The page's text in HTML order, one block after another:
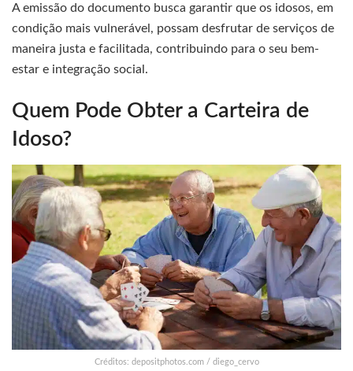
A emissão do documento busca garantir que os idosos, em
condição mais vulnerável, possam desfrutar de serviços de
maneira justa e facilitada, contribuindo para o seu bem-
estar e integração social.
Quem Pode Obter a Carteira de
Idoso?
Créditos: depositphotos.com / diego_cervo